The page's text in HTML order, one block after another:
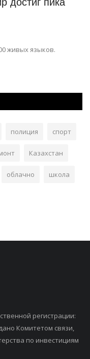
достиг пика
живых языков.
полиция спорт
Казахстан
облачно школа
регистрации:
Комитетом связи,
по инвестициям